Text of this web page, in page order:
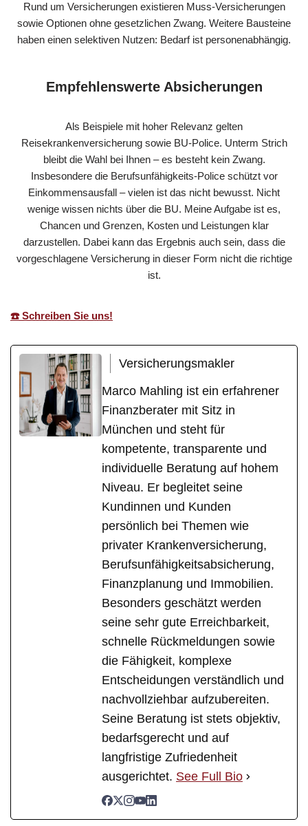
Rund um Versicherungen existieren Muss-Versicherungen
sowie Optionen ohne gesetzlichen Zwang. Weitere Bausteine
haben einen selektiven Nutzen: Bedarf ist personenabhängig.
Empfehlenswerte Absicherungen
Als Beispiele mit hoher Relevanz gelten
Reisekrankenversicherung sowie BU-Police. Unterm Strich
bleibt die Wahl bei Ihnen – es besteht kein Zwang.
Insbesondere die Berufsunfähigkeits-Police schützt vor
Einkommensausfall – vielen ist das nicht bewusst. Nicht
wenige wissen nichts über die BU. Meine Aufgabe ist es,
Chancen und Grenzen, Kosten und Leistungen klar
darzustellen. Dabei kann das Ergebnis auch sein, dass die
vorgeschlagene Versicherung in dieser Form nicht die richtige
ist.
☎️ Schreiben Sie uns!
Versicherungsmakler
Marco Mahling ist ein erfahrener
Finanzberater mit Sitz in
München und steht für
kompetente, transparente und
individuelle Beratung auf hohem
Niveau. Er begleitet seine
Kundinnen und Kunden
persönlich bei Themen wie
privater Krankenversicherung,
Berufsunfähigkeitsabsicherung,
Finanzplanung und Immobilien.
Besonders geschätzt werden
seine sehr gute Erreichbarkeit,
schnelle Rückmeldungen sowie
die Fähigkeit, komplexe
Entscheidungen verständlich und
nachvollziehbar aufzubereiten.
Seine Beratung ist stets objektiv,
bedarfsgerecht und auf
langfristige Zufriedenheit
ausgerichtet. See Full Bio